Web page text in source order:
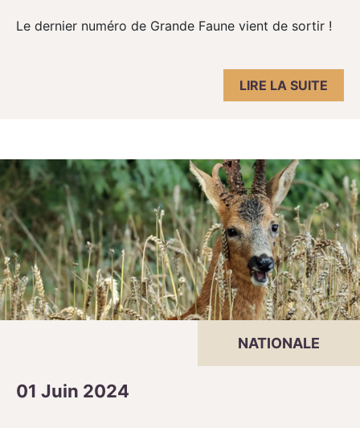
Le dernier numéro de Grande Faune vient de sortir !
LIRE LA SUITE
NATIONALE
01 Juin 2024